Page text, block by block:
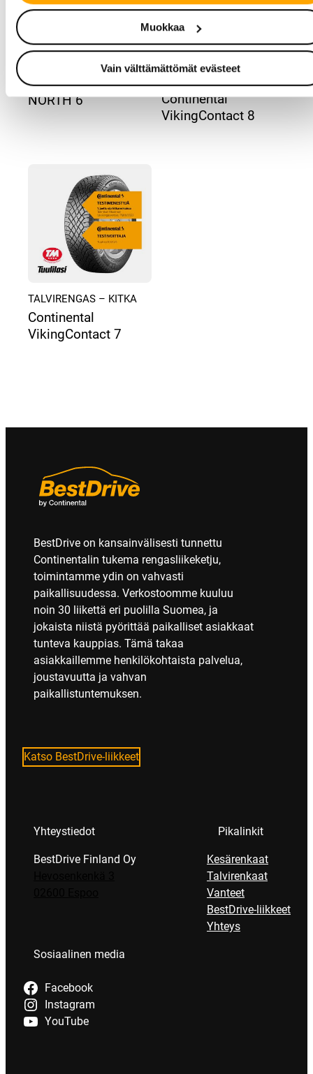
Muokkaa
Vain välttämättömät evästeet
Barum POLARIS
NORTH 6
Continental
VikingContact 8
TALVIRENGAS – KITKA
Continental
VikingContact 7
BestDrive on kansainvälisesti tunnettu
Continentalin tukema rengasliikeketju,
toimintamme ydin on vahvasti
paikallisuudessa. Verkostoomme kuuluu
noin 30 liikettä eri puolilla Suomea, ja
jokaista niistä pyörittää paikalliset asiakkaat
tunteva kauppias. Tämä takaa
asiakkaillemme henkilökohtaista palvelua,
joustavuutta ja vahvan
paikallistuntemuksen.
Katso BestDrive-liikkeet
Yhteystiedot
BestDrive Finland Oy
Pikalinkit
Kesärenkaat
Talvirenkaat
Vanteet
BestDrive-liikkeet
Yhteys
Sosiaalinen media
Facebook
Instagram
YouTube